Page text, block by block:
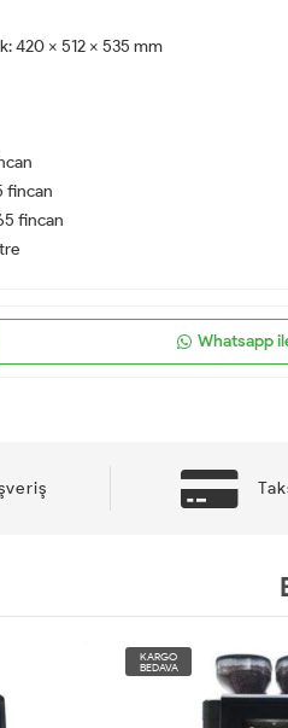
420 x 512 x 535 mm
fincan
fincan
Whatsapp
KARGO
BEDAVA